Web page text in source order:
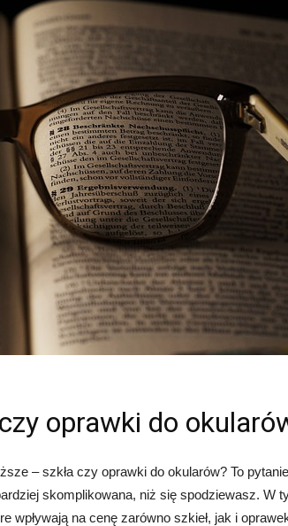
oprawki do
– szkła czy oprawki do okularów? To
skomplikowana, niż się spodziewasz. W
na cenę zarówno szkieł, jak i